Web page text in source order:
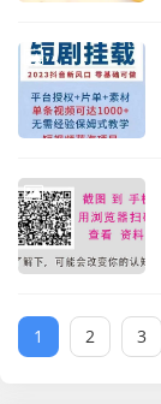
1 2 3